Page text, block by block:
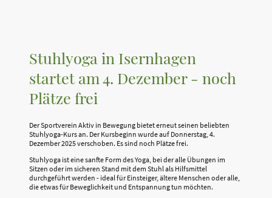
Stuhlyoga in Isernhagen
startet am 4. Dezember - noch
Plätze frei
Der Sportverein Aktiv in Bewegung bietet erneut seinen beliebten
Stuhlyoga-Kurs an. Der Kursbeginn wurde auf Donnerstag, 4.
Dezember 2025 verschoben. Es sind noch Plätze frei.
Stuhlyoga ist eine sanfte Form des Yoga, bei der alle Übungen im
Sitzen oder im sicheren Stand mit dem Stuhl als Hilfsmittel
durchgeführt werden - ideal für Einsteiger, ältere Menschen oder alle,
die etwas für Beweglichkeit und Entspannung tun möchten.